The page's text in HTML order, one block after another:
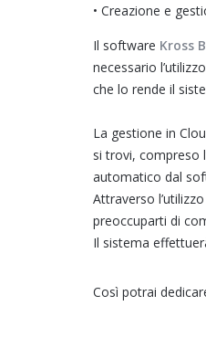
• Creazione e
Il software Kross
necessario
che lo rende il
La gestione in
si trovi, compreso
automatico dal
Attraverso
preoccuparti di
Il sistema
Così potrai